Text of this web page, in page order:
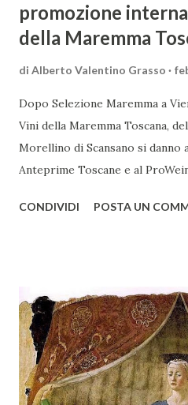
promozione
della Maremma
di Alberto Valentino Grasso
Dopo Selezione Maremma a
Vini della Maremma Toscana,
Morellino di Scansano si danno
Anteprime Toscane e al
presso l’Hotel Regina di
territorio maremmano:
Maremma Toscana, del
Scansano. Scopo
le eccellenze vitivinicole della
mercato dove il potenziale di
CONDIVIDI POSTA UN